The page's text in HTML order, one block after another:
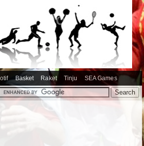
Basket Raket Tinju SEA Games